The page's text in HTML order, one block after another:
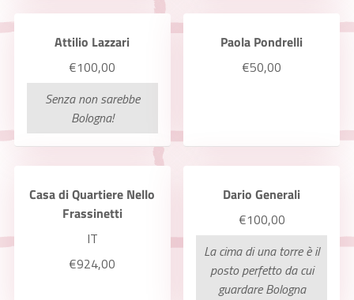
Attilio Lazzari
€100,00
Senza non sarebbe
Bologna!
Paola Pondrelli
€50,00
Casa di Quartiere Nello
Frassinetti
IT
€924,00
Dario Generali
€100,00
La cima di una torre è il
posto perfetto da cui
guardare Bologna